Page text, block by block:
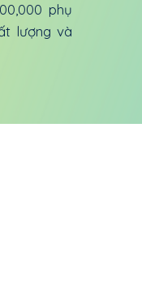
phụ
lượng và